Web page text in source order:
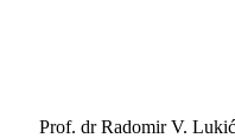
Prof. dr Radomir V. Lukić